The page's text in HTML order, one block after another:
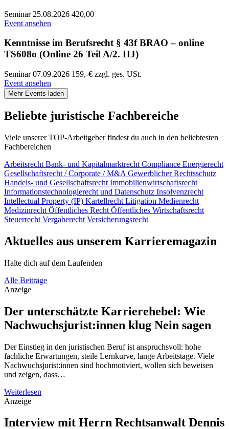
Seminar 25.08.2026 420,00
Event ansehen
Kenntnisse im Berufsrecht § 43f BRAO – online
TS608o (Online 26 Teil A/2. HJ)
Seminar07.09.2026 159,-€ zzgl. ges. USt.
Event ansehen
Mehr Events laden
Beliebte juristische Fachbereiche
Viele unserer TOP-Arbeitgeber findest du auch in den beliebtesten
Fachbereichen
Arbeitsrecht Bank- und Kapitalmarktrecht Compliance Energierecht
Gesellschaftsrecht / Corporate / M&A Gewerblicher Rechtsschutz
Handels- und Gesellschaftsrecht Immobilienwirtschaftsrecht
Informationstechnologierecht und Datenschutz Insolvenzrecht
Intellectual Property (IP) Kartellrecht Litigation Medienrecht
Medizinrecht Öffentliches Recht Öffentliches Wirtschaftsrecht
Steuerrecht Vergaberecht Versicherungsrecht
Aktuelles aus unserem Karrieremagazin
Halte dich auf dem Laufenden
Alle Beiträge
Anzeige
Der unterschätzte Karrierehebel: Wie
Nachwuchsjurist:innen klug Nein sagen
Der Einstieg in den juristischen Beruf ist anspruchsvoll: hohe
fachliche Erwartungen, steile Lernkurve, lange Arbeitstage. Viele
Nachwuchsjurist:innen sind hochmotiviert, wollen sich beweisen
und zeigen, dass…
Weiterlesen
Anzeige
Interview mit Herrn Rechtsanwalt Dennis